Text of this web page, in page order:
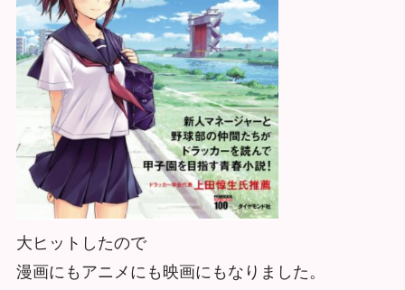
大ヒットしたので
漫画にもアニメにも映画にもなりました。